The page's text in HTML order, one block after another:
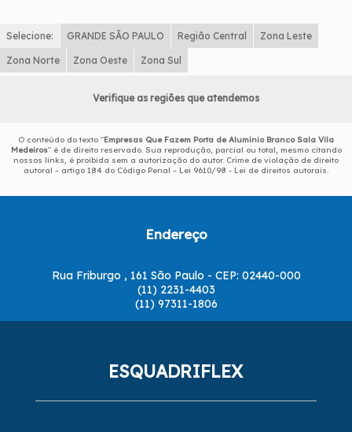
Selecione: GRANDE SÃO PAULO Região Central Zona Leste
Zona Norte Zona Oeste Zona Sul
Verifique as regiões que atendemos
O conteúdo do texto "Empresas Que Fazem Porta de Alumínio Branco Sala Vila
Medeiros" é de direito reservado. Sua reprodução, parcial ou total, mesmo citando
nossos links, é proibida sem a autorização do autor. Crime de violação de direito
autoral – artigo 184 do Código Penal – Lei 9610/98 - Lei de direitos autorais
Endereço
Rua Friburgo , 161 São Paulo - CEP: 02440-000
(11) 2231-4403
(11) 97311-1806
ESQUADRIFLEX